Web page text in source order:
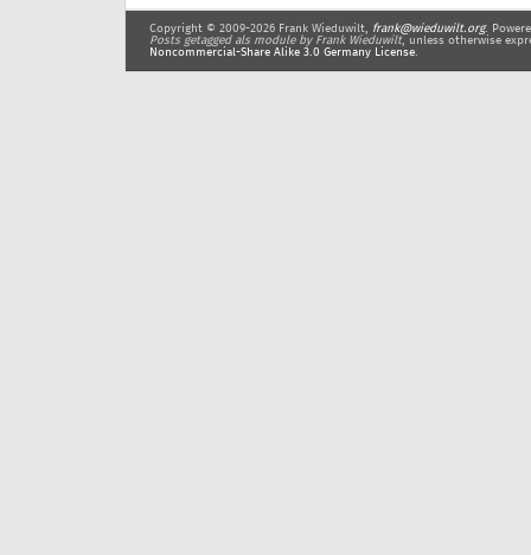
Copyright © 2009-2026 Frank Wieduwilt, frank@wieduwilt.org.
Posts getagged als module by Frank Wieduwilt , unless otherwise
Noncommercial-Share Alike 3.0 Germany License